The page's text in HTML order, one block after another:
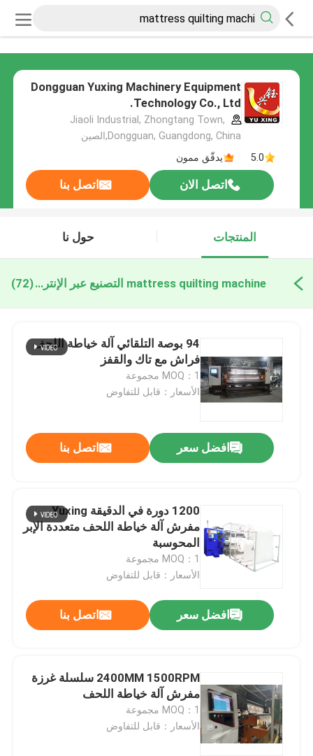
Dongguan Yuxing Machinery Equipment
Technology Co., Ltd.
Jiaoli Industrial, Zhongtang Town,
Dongguan, Guangdong, China,الصين
5.0
يدقّق ممون
اتصل الان اتصل بنا
المنتجات حول نا
mattress quilting machine التصنيع عبر الإنترنت(72)
94 بوصة التلقائي آلة خياطة اللحف
فراش مع تاك والقفز
MOQ：1 مجموعة
الأسعار：قابل للتفاوض
افضل سعر اتصل بنا
1200 دورة في الدقيقة Yuxing
مفرش آلة خياطة اللحف متعددة الإبر
المحوسبة
MOQ：1 مجموعة
الأسعار：قابل للتفاوض
افضل سعر اتصل بنا
2400MM 1500RPM سلسلة غرزة
مفرش آلة خياطة اللحف
MOQ：1 مجموعة
الأسعار：قابل للتفاوض